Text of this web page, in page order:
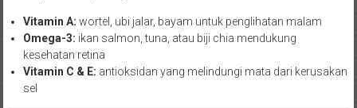
Vitamin A: wortel, ubi jalar, bayam untuk penglihatan malam
Omega-3: ikan salmon, tuna, atau biji chia mendukung
kesehatan retina
Vitamin C & E: antioksidan yang melindungi mata dari kerusakan
sel